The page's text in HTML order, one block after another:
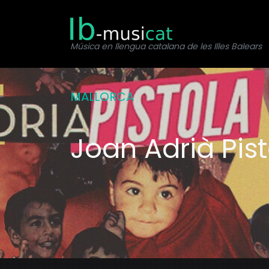
Música en llengua catalana de les Illes Balears
MALLORCA
Joan Adrià